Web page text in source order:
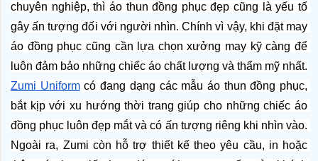
chuyên nghiệp, thì áo thun đồng phục đẹp cũng là yếu tố
gây ấn tượng đối với người nhìn. Chính vì vậy, khi đặt may
áo đồng phục cũng cần lựa chọn xưởng may kỹ càng để
luôn đảm bảo những chiếc áo chất lượng và thẩm mỹ nhất.
Zumi Uniform có đang dạng các mẫu áo thun đồng phục,
bắt kịp với xu hướng thời trang giúp cho những chiếc áo
đồng phục luôn đẹp mắt và có ấn tượng riêng khi nhìn vào.
Ngoài ra, Zumi còn hỗ trợ thiết kế theo yêu cầu, in hoặc